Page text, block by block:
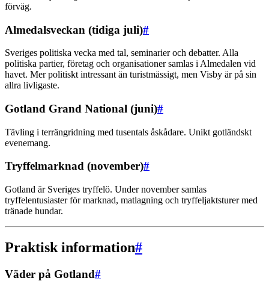
förväg.
Almedalsveckan (tidiga juli)#
Sveriges politiska vecka med tal, seminarier och debatter. Alla
politiska partier, företag och organisationer samlas i Almedalen vid
havet. Mer politiskt intressant än turistmässigt, men Visby är på sin
allra livligaste.
Gotland Grand National (juni)#
Tävling i terrängridning med tusentals åskådare. Unikt gotländskt
evenemang.
Tryffelmarknad (november)#
Gotland är Sveriges tryffelö. Under november samlas
tryffelentusiaster för marknad, matlagning och tryffeljaktsturer med
tränade hundar.
Praktisk information#
Väder på Gotland#